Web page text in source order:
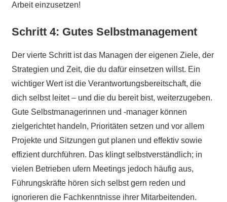
Arbeit einzusetzen!
Schritt 4: Gutes Selbstmanagement
Der vierte Schritt ist das Managen der eigenen Ziele, der
Strategien und Zeit, die du dafür einsetzen willst. Ein
wichtiger Wert ist die Verantwortungsbereitschaft, die
dich selbst leitet – und die du bereit bist, weiterzugeben.
Gute Selbstmanagerinnen und -manager können
zielgerichtet handeln, Prioritäten setzen und vor allem
Projekte und Sitzungen gut planen und effektiv sowie
effizient durchführen. Das klingt selbstverständlich; in
vielen Betrieben ufern Meetings jedoch häufig aus,
Führungskräfte hören sich selbst gern reden und
ignorieren die Fachkenntnisse ihrer Mitarbeitenden.